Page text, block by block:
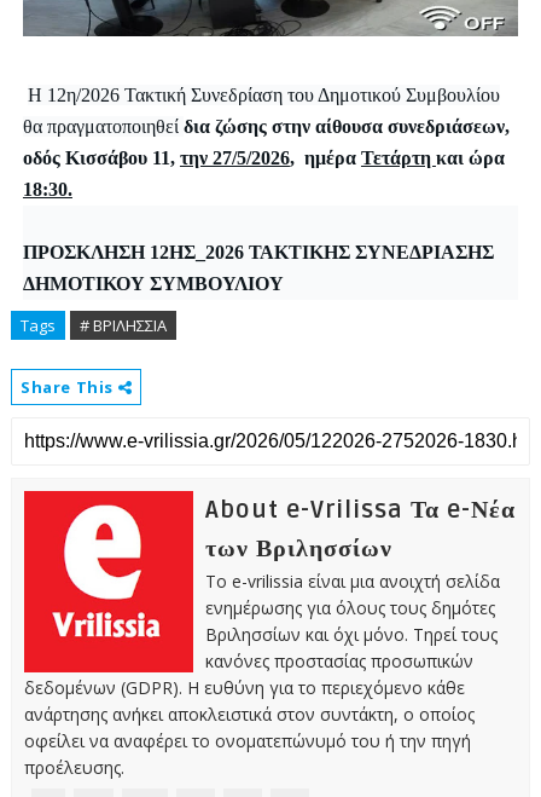
Η 12η/2026 Τακτική Συνεδρίαση του Δημοτικού Συμβουλίου
θα πραγματοποιηθεί δια ζώσης στην αίθουσα συνεδριάσεων,
οδός Κισσάβου 11, την 27/5/2026, ημέρα Τετάρτη και ώρα
18:30.
ΠΡΟΣΚΛΗΣΗ 12ΗΣ_2026 ΤΑΚΤΙΚΗΣ ΣΥΝΕΔΡΙΑΣΗΣ
ΔΗΜΟΤΙΚΟΥ ΣΥΜΒΟΥΛΙΟΥ
Tags # ΒΡΙΛΗΣΣΙΑ
Share This
About e-Vrilissa Τα e-Νέα
των Βριλησσίων
Το e-vrilissia είναι μια ανοιχτή σελίδα
ενημέρωσης για όλους τους δημότες
Βριλησσίων και όχι μόνο. Τηρεί τους
κανόνες προστασίας προσωπικών
δεδομένων (GDPR). Η ευθύνη για το περιεχόμενο κάθε
ανάρτησης ανήκει αποκλειστικά στον συντάκτη, ο οποίος
οφείλει να αναφέρει το ονοματεπώνυμό του ή την πηγή
προέλευσης.